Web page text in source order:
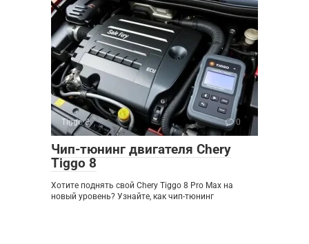
Tiggo 8 0
Чип-тюнинг двигателя Chery
Tiggo 8
Хотите поднять свой Chery Tiggo 8 Pro Max на
новый уровень? Узнайте, как чип-тюнинг